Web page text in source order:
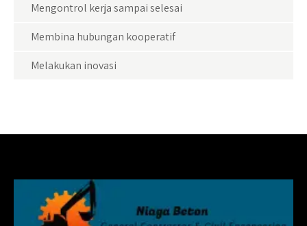
Mengontrol kerja sampai selesai
Membina hubungan kooperatif
Melakukan inovasi